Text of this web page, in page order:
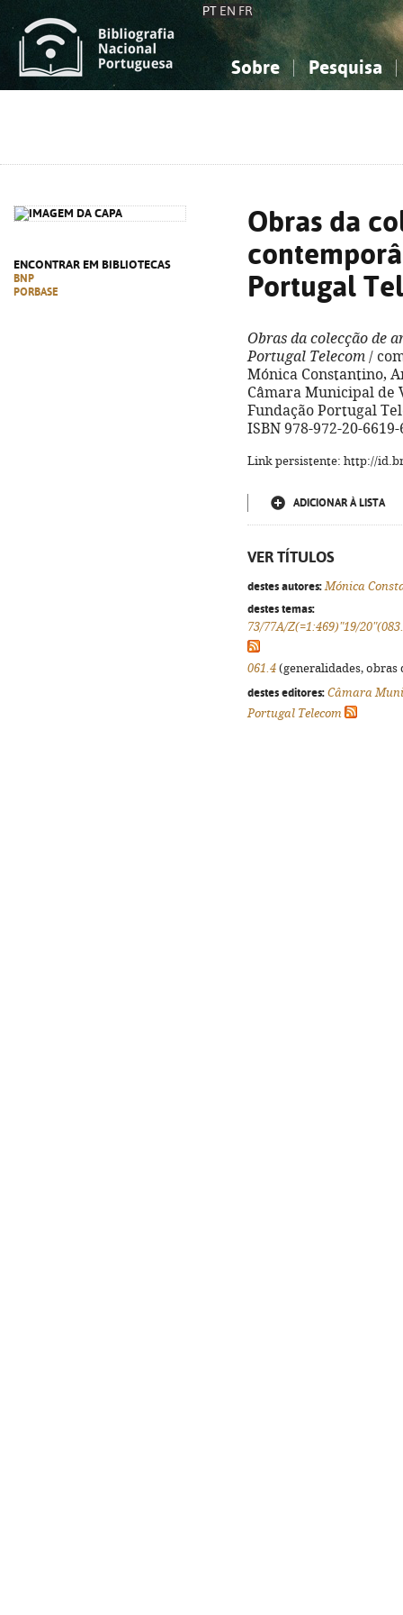
PT EN FR
Sobre Pesquisa
ENCONTRAR EM BIBLIOTECAS
BNP
PORBASE
Obras da
Portugal
Obras da colecção de
Portugal Telecom /
Mónica Constantino,
Câmara Municipal de
Fundação Portugal
ISBN 978-972-20-6619-
Link persistente: http://
ADICIONAR À LISTA
VER TÍTULOS
destes autores: Mónica
destes temas:
73/77A/Z(=1:469)"19/
061.4 (generalidades,
destes editores: Câmara
Portugal Telecom